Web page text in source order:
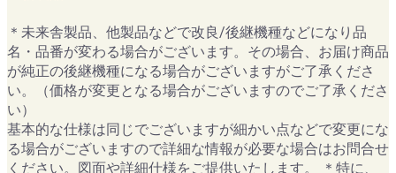
＊未来舎製品、他製品などで改良/後継機種などになり品
名・品番が変わる場合がございます。その場合、お届け商品
が純正の後継機種になる場合がございますがご了承くださ
い。（価格が変更となる場合がございますのでご了承くださ
い）
基本的な仕様は同じでございますが細かい点などで変更にな
る場合がございますので詳細な情報が必要な場合はお問合せ
ください。図面や詳細仕様をご提供いたします。 ＊特に、